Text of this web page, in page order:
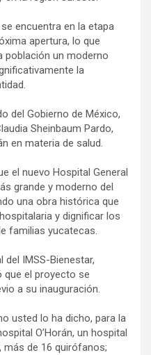
encuentra en la etapa
apertura, lo que
población un moderno
la
del Gobierno de México,
Sheinbaum Pardo,
en materia de salud.
el nuevo Hospital General
grande y moderno del
una obra histórica que
y dignificar los
familias yucatecas.
del IMSS-Bienestar,
que el proyecto se
a su inauguración.
usted lo ha dicho, para la
O’Horán, un hospital
más de 16 quirófanos;